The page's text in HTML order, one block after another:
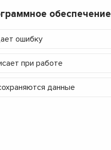
обеспечение
ошибку
при работе
данные